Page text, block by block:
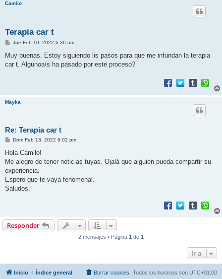
Camilo
Terapia car t
M
n
a
Jue Feb 10, 2022 6:30 am
Muy buenas. Estoy siguiendo lis pasos para que me infundan la terapia
car t. Algunoa/s ha pasado por este proceso?
Mayka
Re: Terapia car t
M
n
a
j
e
Dom Feb 13, 2022 9:02 pm
Hola Camilo!
Me alegro de tener noticias tuyas. Ojalá que alguien pueda compartir su
experiencia.
Espero que te vaya fenomenal.
Saludos.
Responder
2 mensajes • Página 1 de 1
Ir a
Inicio Índice general Todos los horarios son UTC+01:00
Borrar cookies